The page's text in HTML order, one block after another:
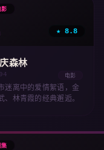
影
★ 8.8
森林
电影
迷离中的爱情絮语，金
、林青霞的经典邂逅。
集